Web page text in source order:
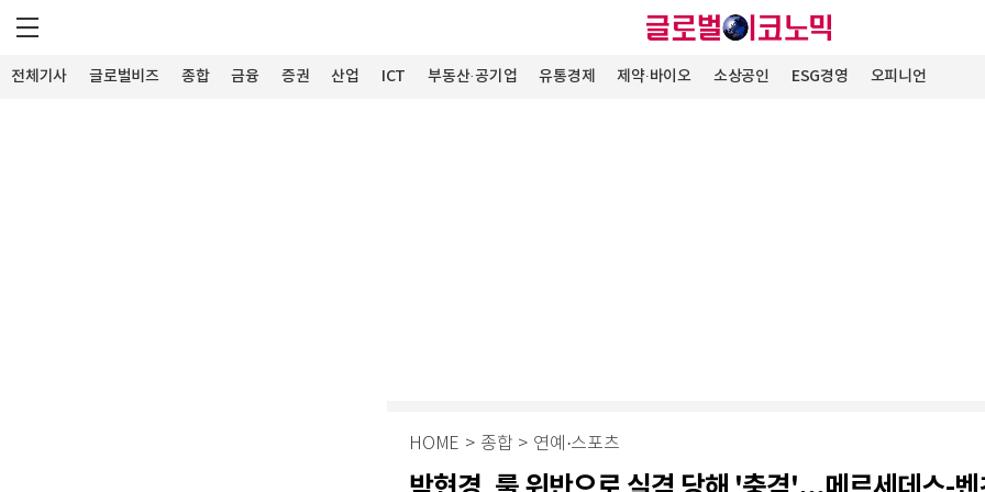
전체기사 글로벌비즈 종합 금융 증권 산업 ICT 부동산·공기업 유통경제 제약∙바이오 소상공인 ESG경영 오피니언
HOME > 종합 > 연예·스포츠